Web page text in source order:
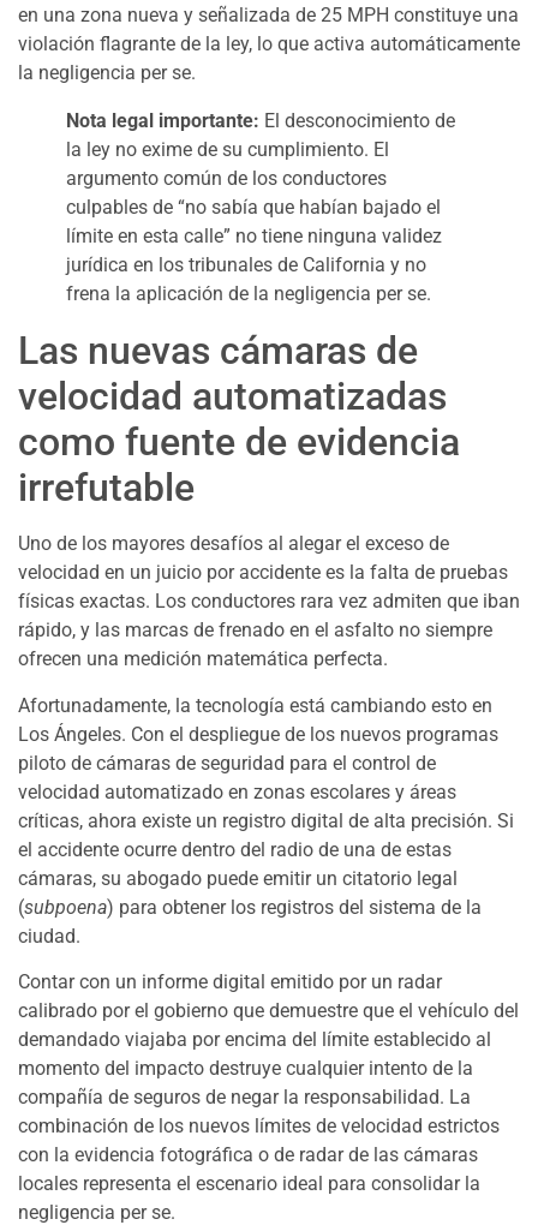
en una zona nueva y señalizada de 25 MPH constituye una
violación flagrante de la ley, lo que activa automáticamente
la negligencia per se.
Nota legal importante: El desconocimiento de
la ley no exime de su cumplimiento. El
argumento común de los conductores
culpables de “no sabía que habían bajado el
límite en esta calle” no tiene ninguna validez
jurídica en los tribunales de California y no
frena la aplicación de la negligencia per se.
Las nuevas cámaras de
velocidad automatizadas
como fuente de evidencia
irrefutable
Uno de los mayores desafíos al alegar el exceso de
velocidad en un juicio por accidente es la falta de pruebas
físicas exactas. Los conductores rara vez admiten que iban
rápido, y las marcas de frenado en el asfalto no siempre
ofrecen una medición matemática perfecta.
Afortunadamente, la tecnología está cambiando esto en
Los Ángeles. Con el despliegue de los nuevos programas
piloto de cámaras de seguridad para el control de
velocidad automatizado en zonas escolares y áreas
críticas, ahora existe un registro digital de alta precisión. Si
el accidente ocurre dentro del radio de una de estas
cámaras, su abogado puede emitir un citatorio legal
(subpoena) para obtener los registros del sistema de la
ciudad.
Contar con un informe digital emitido por un radar
calibrado por el gobierno que demuestre que el vehículo del
demandado viajaba por encima del límite establecido al
momento del impacto destruye cualquier intento de la
compañía de seguros de negar la responsabilidad. La
combinación de los nuevos límites de velocidad estrictos
con la evidencia fotográfica o de radar de las cámaras
locales representa el escenario ideal para consolidar la
negligencia per se.